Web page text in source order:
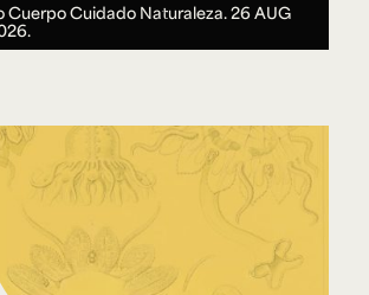
Cuerpo Cuidado Naturaleza.26 AUG